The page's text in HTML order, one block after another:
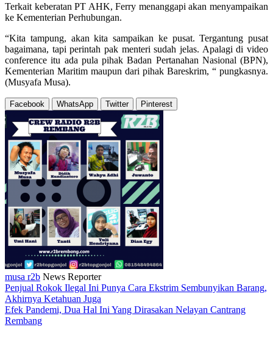
Terkait keberatan PT AHK, Ferry menanggapi akan menyampaikan
ke Kementerian Perhubungan.
“Kita tampung, akan kita sampaikan ke pusat. Tergantung pusat
bagaimana, tapi perintah pak menteri sudah jelas. Apalagi di video
conference itu ada pula pihak Badan Pertanahan Nasional (BPN),
Kementerian Maritim maupun dari pihak Bareskrim, “ pungkasnya.
(Musyafa Musa).
Facebook WhatsApp Twitter Pinterest
musa r2b News Reporter
Penjual Rokok Ilegal Ini Punya Cara Ekstrim Sembunyikan Barang,
Akhirnya Ketahuan Juga
Efek Pandemi, Dua Hal Ini Yang Dirasakan Nelayan Cantrang
Rembang